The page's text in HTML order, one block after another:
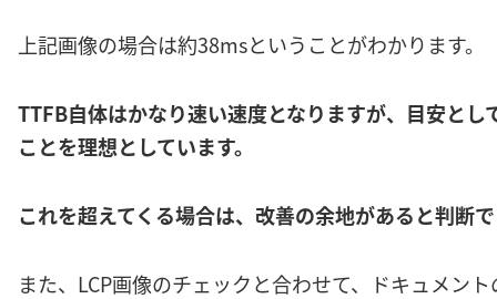
上記画像の場合は約38msということがわかります。
TTFB自体はかなり速い速度となりますが、目安と
ことを理想としています。
これを超えてくる場合は、改善の余地があると判断
また、LCP画像のチェックと合わせて、ドキュメン